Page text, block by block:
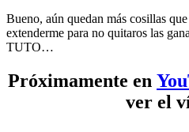
Bueno, aún quedan más cosillas
extenderme para no quitaros las
TUTO…
Próximamente en
ver el